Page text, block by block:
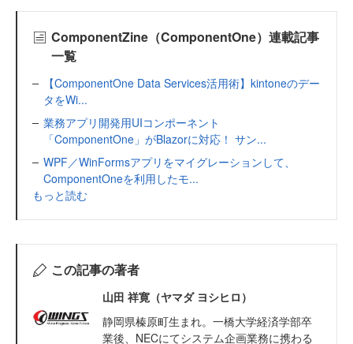
ComponentZine（ComponentOne）連載記事
一覧
【ComponentOne Data Services活用術】kintoneのデー
タをWi...
業務アプリ開発用UIコンポーネント
「ComponentOne」がBlazorに対応！ サン...
WPF／WinFormsアプリをマイグレーションして、
ComponentOneを利用したモ...
もっと読む
この記事の著者
山田 祥寛（ヤマダ ヨシヒロ）
静岡県榛原町生まれ。一橋大学経済学部卒
業後、NECにてシステム企画業務に携わる